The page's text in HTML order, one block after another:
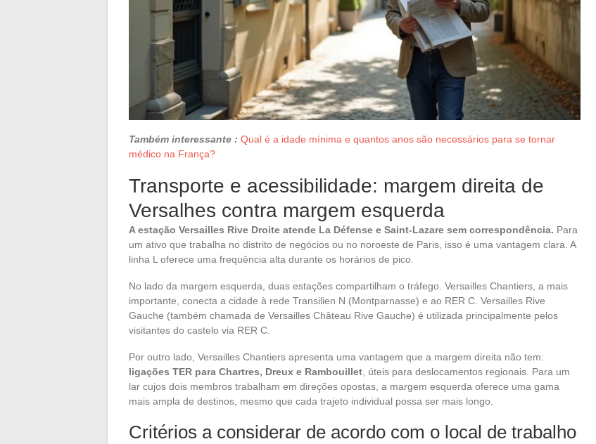
Também interessante : Qual é a idade mínima e quantos anos são necessários para se tornar
médico na França?
Transporte e acessibilidade: margem direita de
Versalhes contra margem esquerda
A estação Versailles Rive Droite atende La Défense e Saint-Lazare sem correspondência. Para
um ativo que trabalha no distrito de negócios ou no noroeste de Paris, isso é uma vantagem clara. A
linha L oferece uma frequência alta durante os horários de pico.
No lado da margem esquerda, duas estações compartilham o tráfego. Versailles Chantiers, a mais
importante, conecta a cidade à rede Transilien N (Montparnasse) e ao RER C. Versailles Rive
Gauche (também chamada de Versailles Château Rive Gauche) é utilizada principalmente pelos
visitantes do castelo via RER C.
Por outro lado, Versailles Chantiers apresenta uma vantagem que a margem direita não tem:
ligações TER para Chartres, Dreux e Rambouillet, úteis para deslocamentos regionais. Para um
lar cujos dois membros trabalham em direções opostas, a margem esquerda oferece uma gama
mais ampla de destinos, mesmo que cada trajeto individual possa ser mais longo.
Critérios a considerar de acordo com o local de trabalho